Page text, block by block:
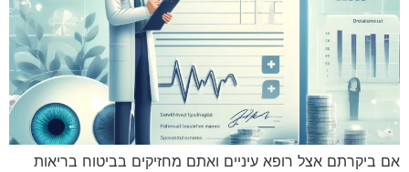
אם ביקרתם אצל רופא עיניים ואתם מחזיקים בביטוח בריאות